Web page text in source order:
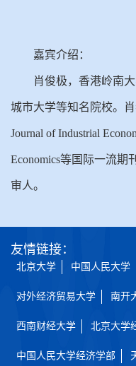
嘉宾介绍：
肖俊极，香港岭南
城市大学等知名院校。肖
Journal of Industrial
Economics等国际一流期
审人。
友情链接：
北京大学 中国人民大学
对外经济贸易大学 南开
西南财经大学 北京大学
中国人民大学经济学部